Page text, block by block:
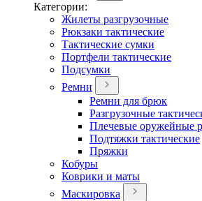
Категории:
Жилеты разгрузочные
Рюкзаки тактические
Тактические сумки
Портфели тактические
Подсумки
Ремни
Ремни для брюк
Разгрузочные
Плечевые оружейные
Подтяжки тактические
Пряжки
Кобуры
Коврики и маты
Маскировка